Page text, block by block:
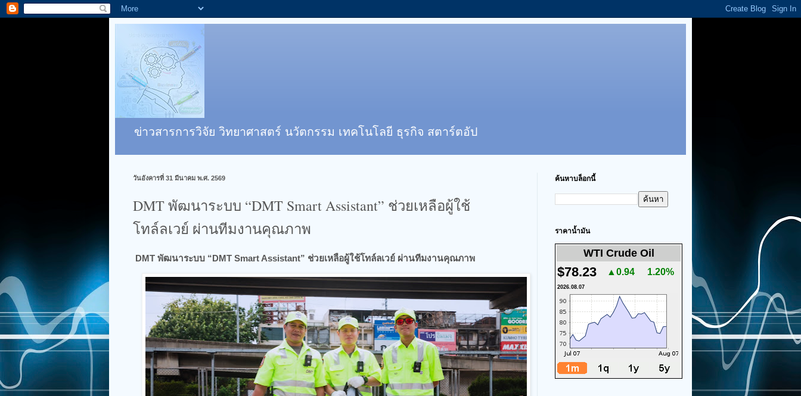
ข่าวสารการวิจัย วิทยาศาสตร์ นวัตกรรม เทคโนโลยี ธุรกิจ สตาร์ตอัป
วันอังคารที่ 31 มีนาคม พ.ศ. 2569
DMT พัฒนาระบบ “DMT Smart Assistant” ช่วยเหลือผู้ใช้
โทล์ลเวย์ ผ่านทีมงานคุณภาพ
DMT พัฒนาระบบ “DMT Smart Assistant” ช่วยเหลือผู้ใช้โทล์ลเวย์ ผ่านทีมงานคุณภาพ
ค้นหาบล็อกนี้
ราคาน้ำมัน
WTI Crude Oil
$78.23 ▲0.94 1.20%
2026.08.07